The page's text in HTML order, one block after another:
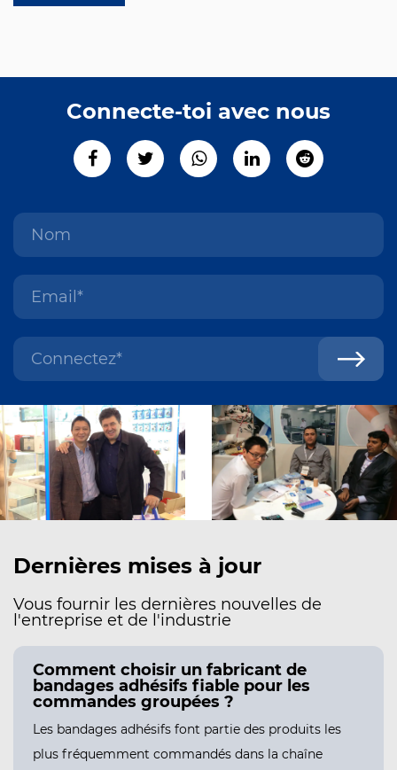
Connecte-toi avec nous
Dernières mises à jour
Vous fournir les dernières nouvelles de
l'entreprise et de l'industrie
Comment retirer en toute sécurité un
pansement hydrocolloïde sans blesser
votre peau ?
Comprendre pourquoi les bandages hydrocolloïdes
adhèrent si bien Les bandages hydrocolloïdes sont